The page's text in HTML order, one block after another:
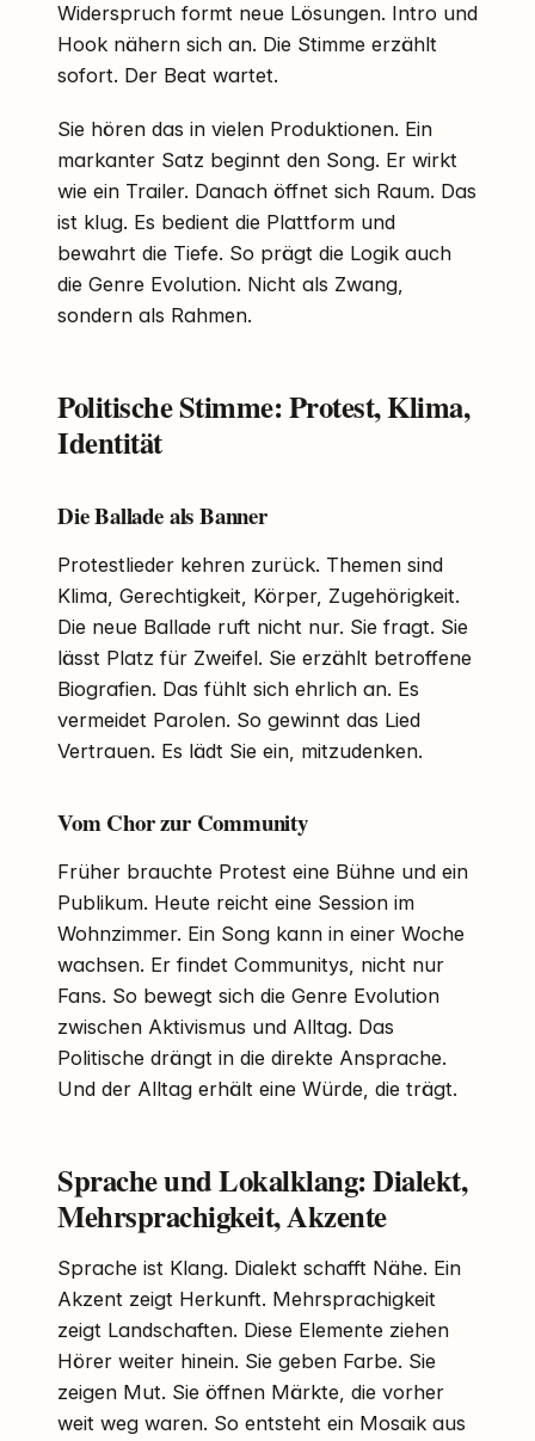
Widerspruch formt neue Lösungen. Intro und
Hook nähern sich an. Die Stimme erzählt
sofort. Der Beat wartet.
Sie hören das in vielen Produktionen. Ein
markanter Satz beginnt den Song. Er wirkt
wie ein Trailer. Danach öffnet sich Raum. Das
ist klug. Es bedient die Plattform und
bewahrt die Tiefe. So prägt die Logik auch
die Genre Evolution. Nicht als Zwang,
sondern als Rahmen.
Politische Stimme: Protest, Klima,
Identität
Die Ballade als Banner
Protestlieder kehren zurück. Themen sind
Klima, Gerechtigkeit, Körper, Zugehörigkeit.
Die neue Ballade ruft nicht nur. Sie fragt. Sie
lässt Platz für Zweifel. Sie erzählt betroffene
Biografien. Das fühlt sich ehrlich an. Es
vermeidet Parolen. So gewinnt das Lied
Vertrauen. Es lädt Sie ein, mitzudenken.
Vom Chor zur Community
Früher brauchte Protest eine Bühne und ein
Publikum. Heute reicht eine Session im
Wohnzimmer. Ein Song kann in einer Woche
wachsen. Er findet Communitys, nicht nur
Fans. So bewegt sich die Genre Evolution
zwischen Aktivismus und Alltag. Das
Politische drängt in die direkte Ansprache.
Und der Alltag erhält eine Würde, die trägt.
Sprache und Lokalklang: Dialekt,
Mehrsprachigkeit, Akzente
Sprache ist Klang. Dialekt schafft Nähe. Ein
Akzent zeigt Herkunft. Mehrsprachigkeit
zeigt Landschaften. Diese Elemente ziehen
Hörer weiter hinein. Sie geben Farbe. Sie
zeigen Mut. Sie öffnen Märkte, die vorher
weit weg waren. So entsteht ein Mosaik aus